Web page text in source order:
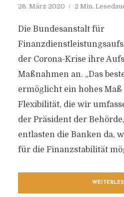
26. März 2020 2 Min.
Die Bundesanstalt für
der Corona-Krise ihre
Maßnahmen an. „Das
ermöglicht ein hohes
Flexibilität, die wir
der Präsident der
entlasten die Banken da,
für die Finanzstabilität